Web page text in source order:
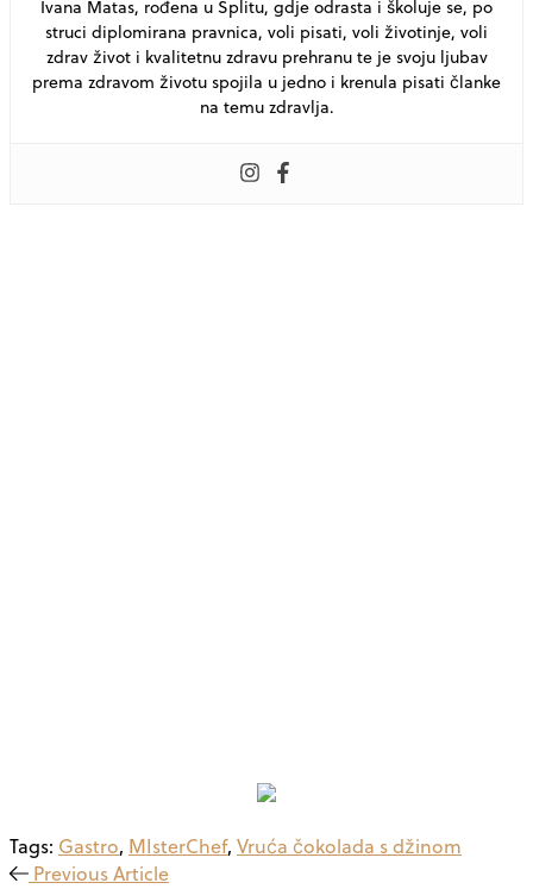
Ivana Matas, rođena u Splitu, gdje odrasta i školuje se, po
struci diplomirana pravnica, voli pisati, voli životinje, voli
zdrav život i kvalitetnu zdravu prehranu te je svoju ljubav
prema zdravom životu spojila u jedno i krenula pisati članke
na temu zdravlja.
Tags: Gastro, MIsterChef, Vruća čokolada s džinom
Previous Article